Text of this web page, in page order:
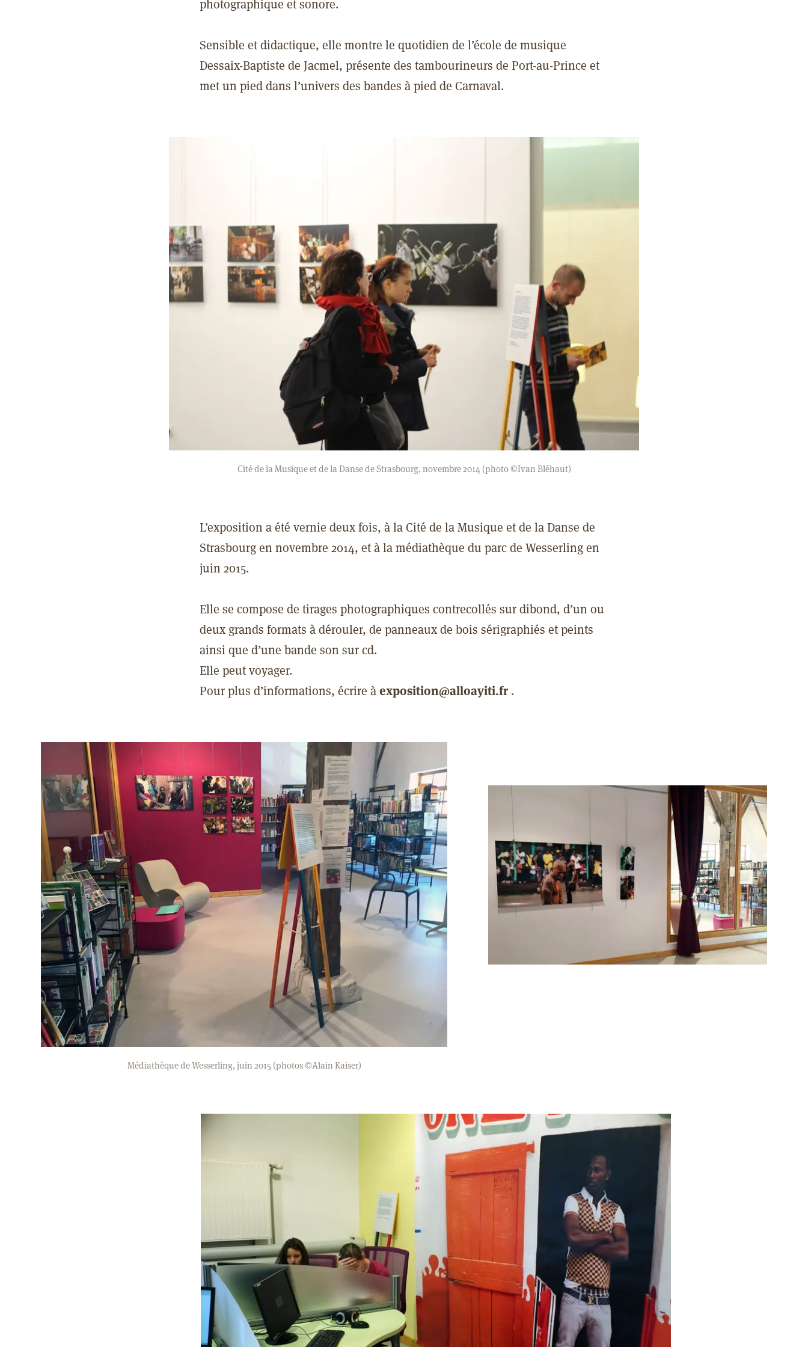
photographique et sonore.
Sensible et didactique, elle montre le quotidien de l’école de musique
Dessaix-Baptiste de Jacmel, présente des tambourineurs de Port-au-Prince et
met un pied dans l’univers des bandes à pied de Carnaval.
Cité de la Musique et de la Danse de Strasbourg, novembre 2014 (photo ©Ivan Bléhaut)
L’exposition a été vernie deux fois, à la Cité de la Musique et de la Danse de
Strasbourg en novembre 2014, et à la médiathèque du parc de Wesserling en
juin 2015.
Elle se compose de tirages photographiques contrecollés sur dibond, d’un ou
deux grands formats à dérouler, de panneaux de bois sérigraphiés et peints
ainsi que d’une bande son sur cd.
Elle peut voyager.
Pour plus d’informations, écrire àexposition@alloayiti.fr.
Médiathèque de Wesserling, juin 2015 (photos ©Alain Kaiser)